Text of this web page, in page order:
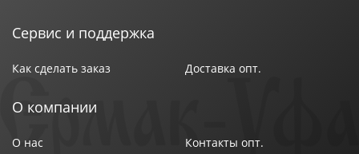
Сервис и поддержка
Как сделать заказ Доставка опт.
О компании
О нас Контакты опт.